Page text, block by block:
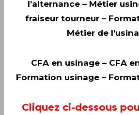
l’alternance – Métier
fraiseur tourneur –
Métier de
CFA en usinage – CFA
Formation usinage –
Cliquez ci-dessous